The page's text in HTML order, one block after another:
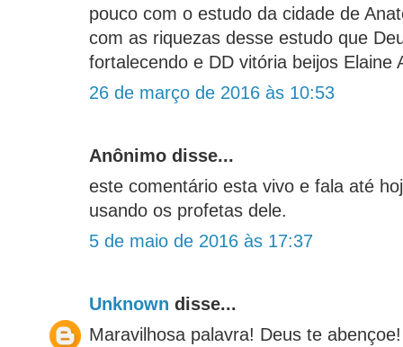
pouco com o estudo da cidade de
com as riquezas desse estudo que
fortalecendo e DD vitória beijos Elaine
26 de março de 2016 às 10:53
Anônimo disse...
este comentário esta vivo e fala até
usando os profetas dele.
5 de maio de 2016 às 17:37
Unknown disse...
Maravilhosa palavra! Deus te abençoe!